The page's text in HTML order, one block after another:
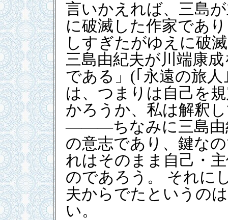
言いかえれば、三島
に破滅した作家であ
しすぎたがゆえに破
三島由紀夫が川端康
である」(｢永遠の旅
は、つまりは自己を
かろうか、私は解釈
―――ちなみに三島由
の意志であり、鍵な
れはそのまま自己・
のであろう。 それに
夫からでたというの
い。